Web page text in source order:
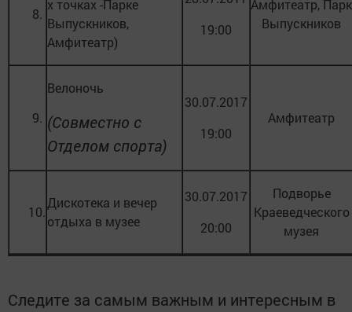
8.
х точках -Парке
Выпускников,
Амфитеатр)
19:00
Амфитеатр, Парк
Выпускников
9.
Велоночь
(Совместно с
Отделом спорта)
30.07.2017
19:00
Амфитеатр
10.
Дискотека и вечер
отдыха в музее
30.07.2017
20:00
Подворье
Краеведческого
музея
Следите за самым важным и интересным в